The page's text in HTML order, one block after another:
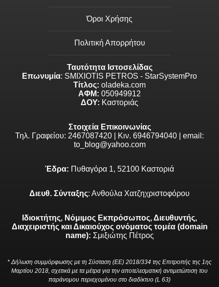
Όροι Χρήσης
Πολιτική Απορρήτου
Ταυτότητα Ιστοσελίδας
Επωνυμία: SMIXIOTIS PETROS - StarSystemPro
Τίτλος: oladeka.com
ΑΦΜ: 050949912
ΔΟΥ: Καστοριάς
Στοιχεία Επικοινωνίας
Τηλ. Γραφείου: 2467087420 | Κιν. 6946794040 | email:
to_blog@yahoo.com
Έδρα: Πυθαγόρα 1, 52100 Καστοριά
Διευθ. Σύνταξης: Ανθούλα Χατζηχριστοφόρου
Ιδιοκτήτης, Νόμιμος Εκπρόσωπος, Διευθυντής,
Διαχειριστής και Δικαιούχος ονόματος τομέα (domain
name): Σμιξιώτης Πέτρος
* Δήλωση συμμόρφωσης με τη Σύσταση (ΕΕ) 2018/334 της Επιτροπής της 1ης
Μαρτίου 2018, σχετικά με τα μέτρα για την αποτελεσματική αντιμετώπιση του
παράνομου περιεχομένου στο διαδίκτυο (L 63)